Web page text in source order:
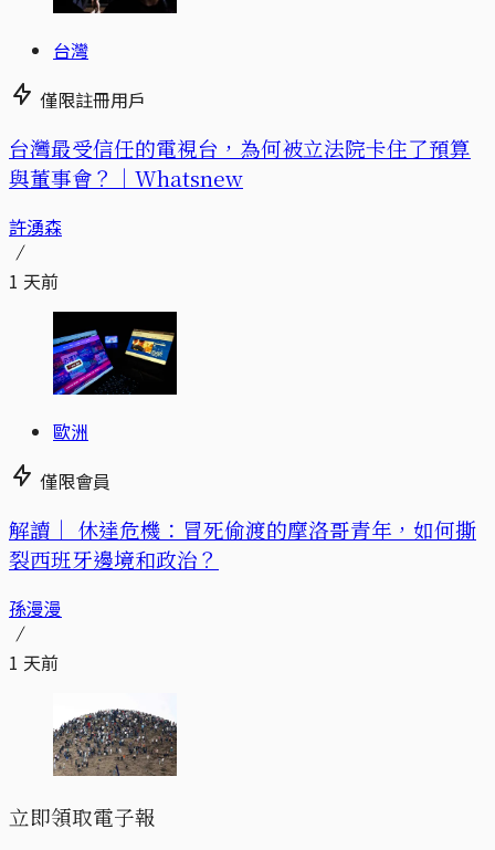
台灣
僅限註冊用戶
台灣最受信任的電視台，為何被立法院卡住了預算
與董事會？｜Whatsnew
許湧森
1 天前
歐洲
僅限會員
解讀｜ 休達危機：冒死偷渡的摩洛哥青年，如何撕
裂西班牙邊境和政治？
孫漫漫
1 天前
立即領取電子報